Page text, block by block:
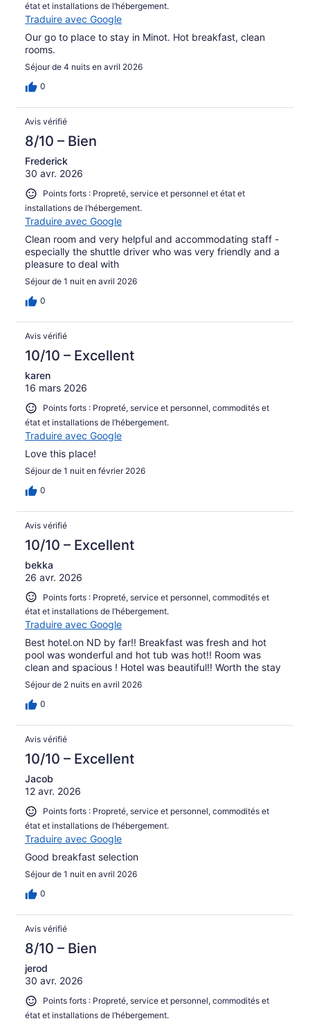
état et installations de l’hébergement.
Traduire avec Google
Our go to place to stay in Minot. Hot breakfast, clean
rooms.
Séjour de 4 nuits en avril 2026
0
Avis vérifié
8/10 – Bien
Frederick
30 avr. 2026
Points forts : Propreté, service et personnel et état et
installations de l’hébergement.
Traduire avec Google
Clean room and very helpful and accommodating staff -
especially the shuttle driver who was very friendly and a
pleasure to deal with
Séjour de 1 nuit en avril 2026
0
Avis vérifié
10/10 – Excellent
karen
16 mars 2026
Points forts : Propreté, service et personnel, commodités et
état et installations de l’hébergement.
Traduire avec Google
Love this place!
Séjour de 1 nuit en février 2026
0
Avis vérifié
10/10 – Excellent
bekka
26 avr. 2026
Points forts : Propreté, service et personnel, commodités et
état et installations de l’hébergement.
Traduire avec Google
Best hotel.on ND by far!! Breakfast was fresh and hot
pool was wonderful and hot tub was hot!! Room was
clean and spacious ! Hotel was beautiful!! Worth the stay
Séjour de 2 nuits en avril 2026
0
Avis vérifié
10/10 – Excellent
Jacob
12 avr. 2026
Points forts : Propreté, service et personnel, commodités et
état et installations de l’hébergement.
Traduire avec Google
Good breakfast selection
Séjour de 1 nuit en avril 2026
0
Avis vérifié
8/10 – Bien
jerod
30 avr. 2026
Points forts : Propreté, service et personnel, commodités et
état et installations de l’hébergement.